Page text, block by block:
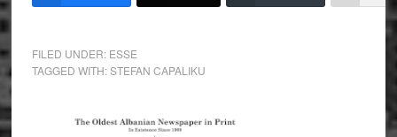
FILED UNDER: ESSE
TAGGED WITH:STEFAN CAPALIKU